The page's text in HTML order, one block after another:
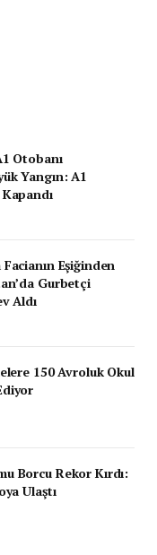
Otobanı
Yangın: A1
Eşiğinden
Gurbetçi
Aldı
150 Avroluk Okul
Borcu Rekor Kırdı:
Ulaştı